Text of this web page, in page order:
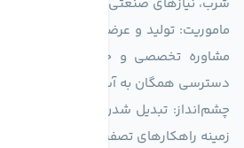
ماموریت: تولید و عرضه محصولاتی با
مشاوره تخصصی و خدمات پس از
دسترسی همگان به آب پاک و سالم.
چشم‌انداز: تبدیل شدن به انتخاب اول
زمینه راهکارهای تصفیه آب و ایفای